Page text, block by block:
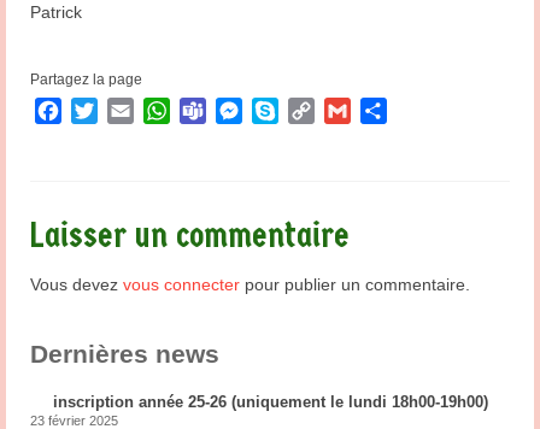
Patrick
Partagez la page
Facebook
TwitterEmailWhatsApp
TeamsMessenger
SkypeCopy Gmail
Laisser un commentaire
Vous devez vous connecter pour publier un commentaire.
Dernières news
inscription année 25-26 (uniquement le lundi 18h00-19h00)
23 février 2025